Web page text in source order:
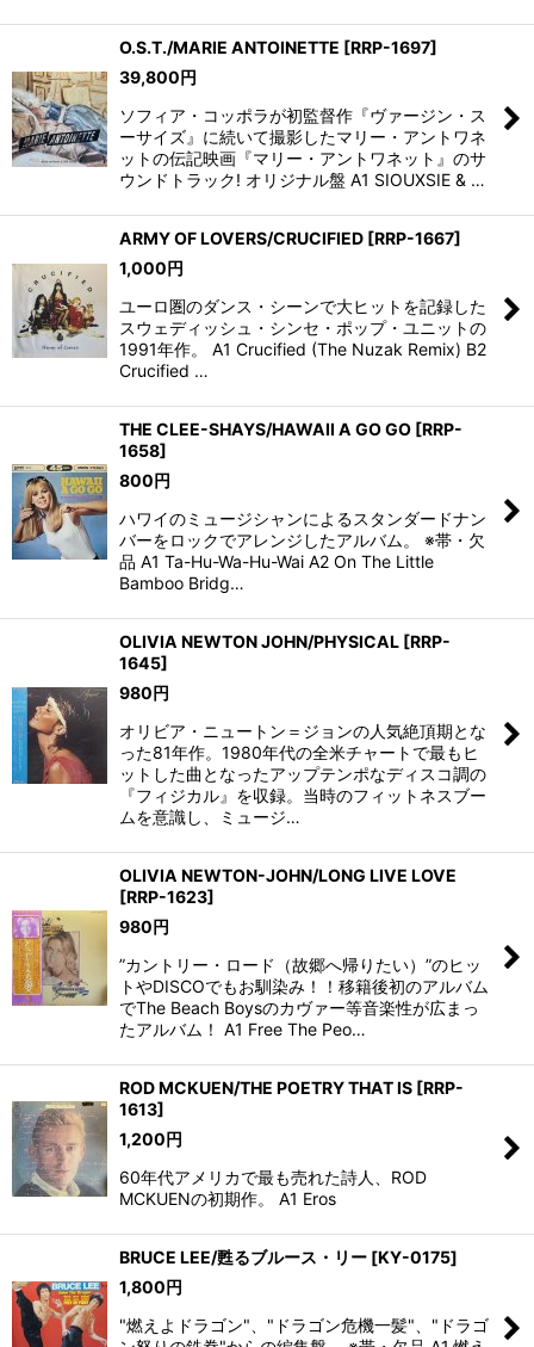
O.S.T./MARIE ANTOINETTE [RRP-1697]
39,800円
ソフィア・コッポラが初監督作『ヴァージン・ス
ーサイズ』に続いて撮影したマリー・アントワネ
ットの伝記映画『マリー・アントワネット』のサ
ウンドトラック! オリジナル盤 A1 SIOUXSIE & …
ARMY OF LOVERS/CRUCIFIED [RRP-1667]
1,000円
ユーロ圏のダンス・シーンで大ヒットを記録した
スウェディッシュ・シンセ・ポップ・ユニットの
1991年作。 A1 Crucified (The Nuzak Remix) B2
Crucified …
THE CLEE-SHAYS/HAWAII A GO GO [RRP-
1658]
800円
ハワイのミュージシャンによるスタンダードナン
バーをロックでアレンジしたアルバム。 ※帯・欠
品 A1 Ta-Hu-Wa-Hu-Wai A2 On The Little
Bamboo Bridg…
OLIVIA NEWTON JOHN/PHYSICAL [RRP-
1645]
980円
オリビア・ニュートン＝ジョンの人気絶頂期とな
った81年作。1980年代の全米チャートで最もヒ
ットした曲となったアップテンポなディスコ調の
『フィジカル』を収録。当時のフィットネスブー
ムを意識し、ミュージ…
OLIVIA NEWTON-JOHN/LONG LIVE LOVE
[RRP-1623]
980円
”カントリー・ロード（故郷へ帰りたい）”のヒッ
トやDISCOでもお馴染み！！移籍後初のアルバム
でThe Beach Boysのカヴァー等音楽性が広まっ
たアルバム！ A1 Free The Peo…
ROD MCKUEN/THE POETRY THAT IS [RRP-
1613]
1,200円
60年代アメリカで最も売れた詩人、ROD
MCKUENの初期作。 A1 Eros
BRUCE LEE/甦るブルース・リー [KY-0175]
1,800円
"燃えよドラゴン"、"ドラゴン危機一髪"、"ドラゴ